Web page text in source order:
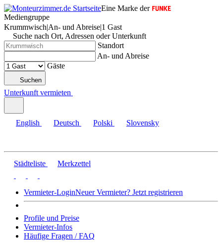
Eine Marke der
Mediengruppe
Krummwisch|An- und Abreise|1 Gast
Suche nach Ort, Adressen oder Unterkunft
Standort
An- und Abreise
Gäste
Suchen
Unterkunft vermieten
English Deutsch Polski Slovensky
Städteliste Merkzettel
Vermieter-LoginNeuer Vermieter? Jetzt registrieren
Profile und Preise
Vermieter-Infos
Häufige Fragen / FAQ